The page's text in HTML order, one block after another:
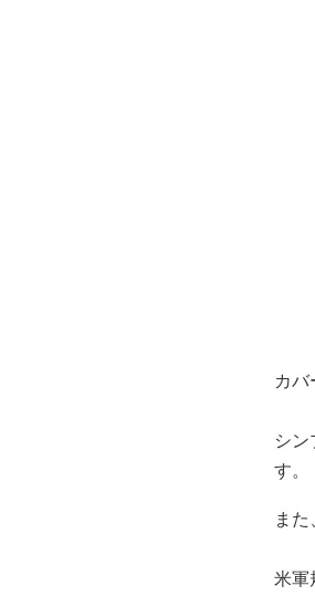
カバ
シ
す。
ま
米軍